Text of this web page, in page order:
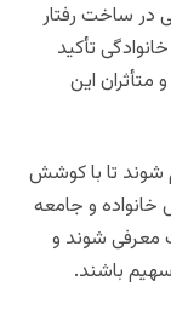
در ساخت رفتار
تأکید
متأثران این
شوند تا با کوشش
و جامعه
معرفی شوند و
باشند.